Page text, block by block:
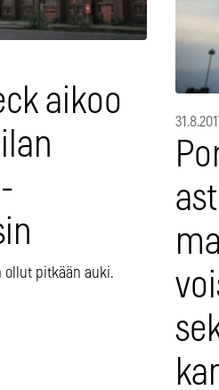
aikoo
ollut pitkään auki.